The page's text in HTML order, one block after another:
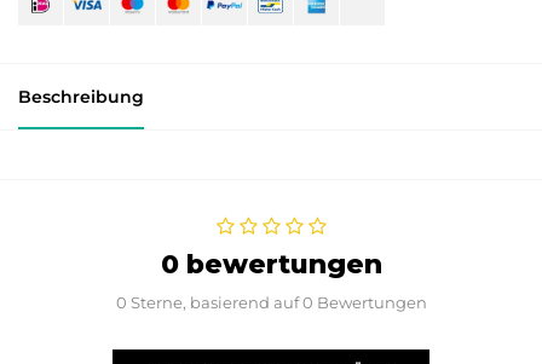
Beschreibung
0 bewertungen
0 Sterne, basierend auf 0 Bewertungen